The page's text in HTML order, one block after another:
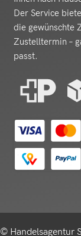
Der Service
die gewünschte
Zustelltermin –
passt.
© Handelsagentur